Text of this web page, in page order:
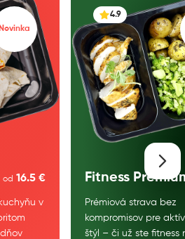
od 16.5 €
Novinka
v
4.9
Fitness
Prémiová strava bez
kompromisov pre
štýl – či už ste fitness